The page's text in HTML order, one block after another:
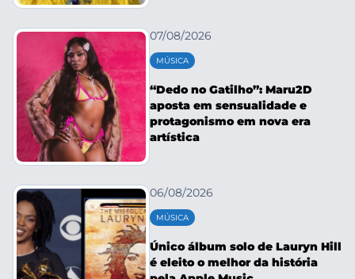
07/08/2026
MÚSICA
“Dedo no Gatilho”: Maru2D
aposta em sensualidade e
protagonismo em nova era
artística
06/08/2026
MÚSICA
Único álbum solo de Lauryn Hill
é eleito o melhor da história